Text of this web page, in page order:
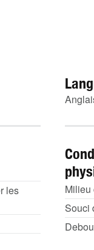
les
Milieu
Souci